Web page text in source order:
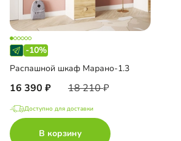
-10%
Распашной шкаф Марано-1.3
16 390 18 210
Доступно для доставки
В корзину